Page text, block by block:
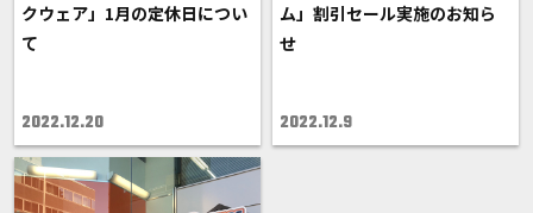
クウェア」1月の定休日につい
て
2022.12.20
ム」割引セール実施のお知ら
せ
2022.12.9